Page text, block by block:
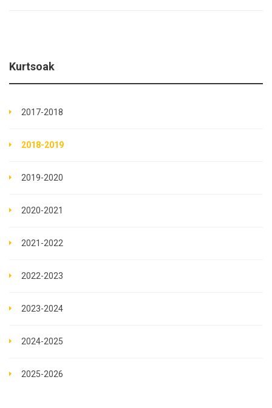
Kurtsoak
2017-2018
2018-2019
2019-2020
2020-2021
2021-2022
2022-2023
2023-2024
2024-2025
2025-2026